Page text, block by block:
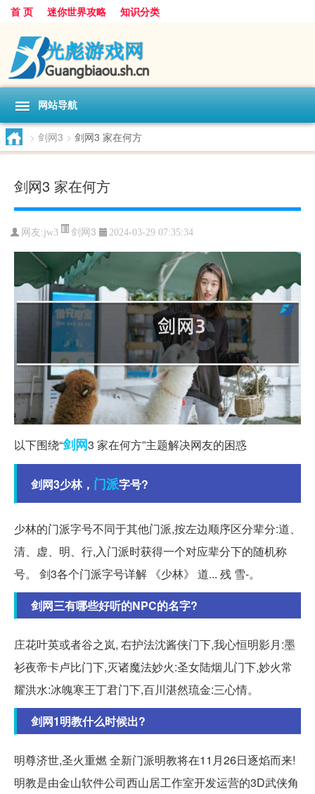
首 页 迷你世界攻略 知识分类
网站导航
> 剑网3 > 剑网3 家在何方
剑网3 家在何方
网友:jw3 剑网3 2024-03-29 07:35:34
以下围绕“剑网3 家在何方”主题解决网友的困惑
剑网3少林， 门派字号?
少林的门派字号不同于其他门派,按左边顺序区分辈分:道、
清、虚、明、行,入门派时获得一个对应辈分下的随机称
号。 剑3各个门派字号详解 《少林》 道... 残 雪-。
剑网三有哪些好听的NPC的名字?
庄花叶英或者谷之岚, 右护法沈酱侠门下,我心恒明影月:墨
衫夜帝卡卢比门下,灭诸魔法妙火:圣女陆烟儿门下,妙火常
耀洪水:冰魄寒王丁君门下,百川湛然琉金:三心情。
剑网1明教什么时候出?
明尊济世,圣火重燃 全新门派明教将在11月26日逐焰而来!
明教是由金山软件公司西山居工作室开发运营的3D武侠角